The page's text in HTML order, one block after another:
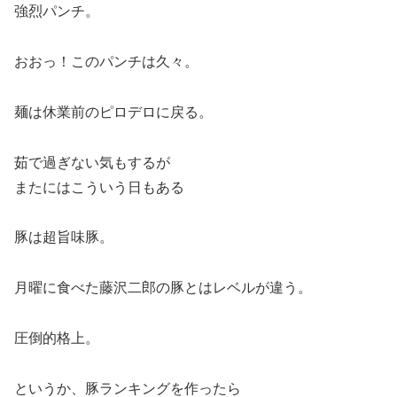
強烈パンチ。
おおっ！このパンチは久々。
麺は休業前のピロデロに戻る。
茹で過ぎない気もするが
またにはこういう日もある
豚は超旨味豚。
月曜に食べた藤沢二郎の豚とはレベルが違う。
圧倒的格上。
というか、豚ランキングを作ったら